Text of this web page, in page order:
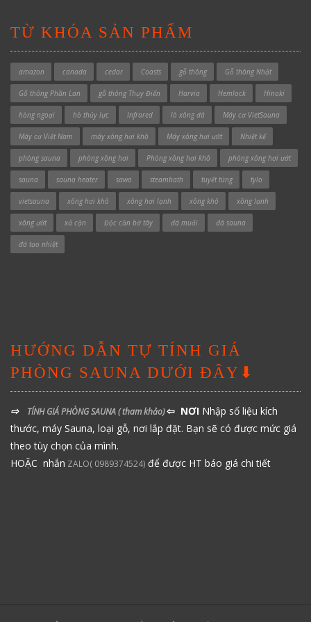
TỪ KHÓA SẢN PHẨM
amazon canada cedar Coasts gỗ thông Gỗ thông Nhật
Gỗ thông Phần Lan gỗ thông Thụy Điển Harvia Hemlock Hinoki
hồng ngoại hồ thủy lực Infrared lò xông đá Máy cơ VietSauna
Máy cơ Việt Nam máy xông hơi khô Máy xông hơi ướt Nhiệt kế
phòng sauna phòng xông hơi Phòng xông hơi khô phòng xông hơi ướt
sauna sauna heater sawo steambath tuyết tùng tylo
vietsauna xông hơi khô xông hơi lạnh xông khô xông lạnh
xông ướt xả cặn Độc cần bờ tây đá muối đá sauna
đá tạo nhiệt
HƯỚNG DẪN TỰ TÍNH GIÁ
PHÒNG SAUNA DƯỚI ĐÂY⬇
⇨ TÍNH GIÁ PHÒNG SAUNA( tham khảo)⇦ NƠI Nhập số liệu kích
thước, máy Sauna, loại gỗ, nơi lắp đặt. Bạn sẽ có được mức giá
theo tùy chọn của mình.
HOẶC nhắn ZALO( 0989374524) để được HT báo giá chi tiết